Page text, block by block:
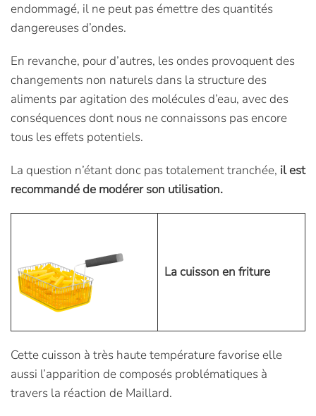
endommagé, il ne peut pas émettre des quantités
dangereuses d’ondes.
En revanche, pour d’autres, les ondes provoquent des
changements non naturels dans la structure des
aliments par agitation des molécules d’eau, avec des
conséquences dont nous ne connaissons pas encore
tous les effets potentiels.
La question n’étant donc pas totalement tranchée, il est
recommandé de modérer son utilisation.
La cuisson en friture
Cette cuisson à très haute température favorise elle
aussi l’apparition de composés problématiques à
travers la réaction de Maillard.